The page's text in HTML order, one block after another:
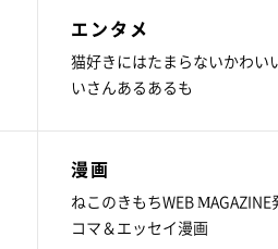
エンタメ
猫好きにはたまらないかわい
いさんあるあるも
漫画
ねこのきもちWEB
コマ＆エッセイ漫画